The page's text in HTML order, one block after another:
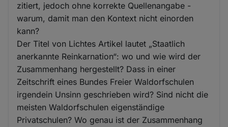
zitiert, jedoch ohne korrekte Quellenangabe -
warum, damit man den Kontext nicht einorden
kann?
Der Titel von Lichtes Artikel lautet „Staatlich
anerkannte Reinkarnation“: wo und wie wird der
Zusammenhang hergestellt? Dass in einer
Zeitschrift eines Bundes Freier Waldorfschulen
irgendein Unsinn geschrieben wird? Sind nicht die
meisten Waldorfschulen eigenständige
Privatschulen? Wo genau ist der Zusammenhang